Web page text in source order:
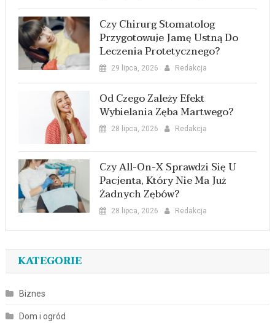
Czy Chirurg Stomatolog
Przygotowuje Jamę Ustną Do
Leczenia Protetycznego?
29 lipca, 2026 Redakcja
Od Czego Zależy Efekt
Wybielania Zęba Martwego?
28 lipca, 2026 Redakcja
Czy All-On-X Sprawdzi Się U
Pacjenta, Który Nie Ma Już
Żadnych Zębów?
28 lipca, 2026 Redakcja
KATEGORIE
Biznes
Dom i ogród